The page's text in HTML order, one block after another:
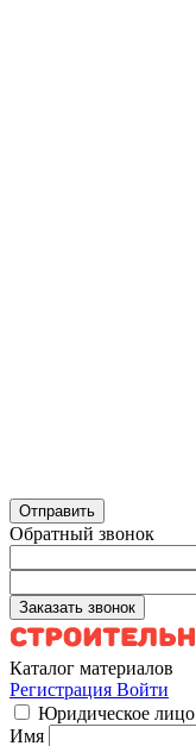
Обратный звонок
Каталог материалов
Регистрация Войти
Юридическое лицо
Имя